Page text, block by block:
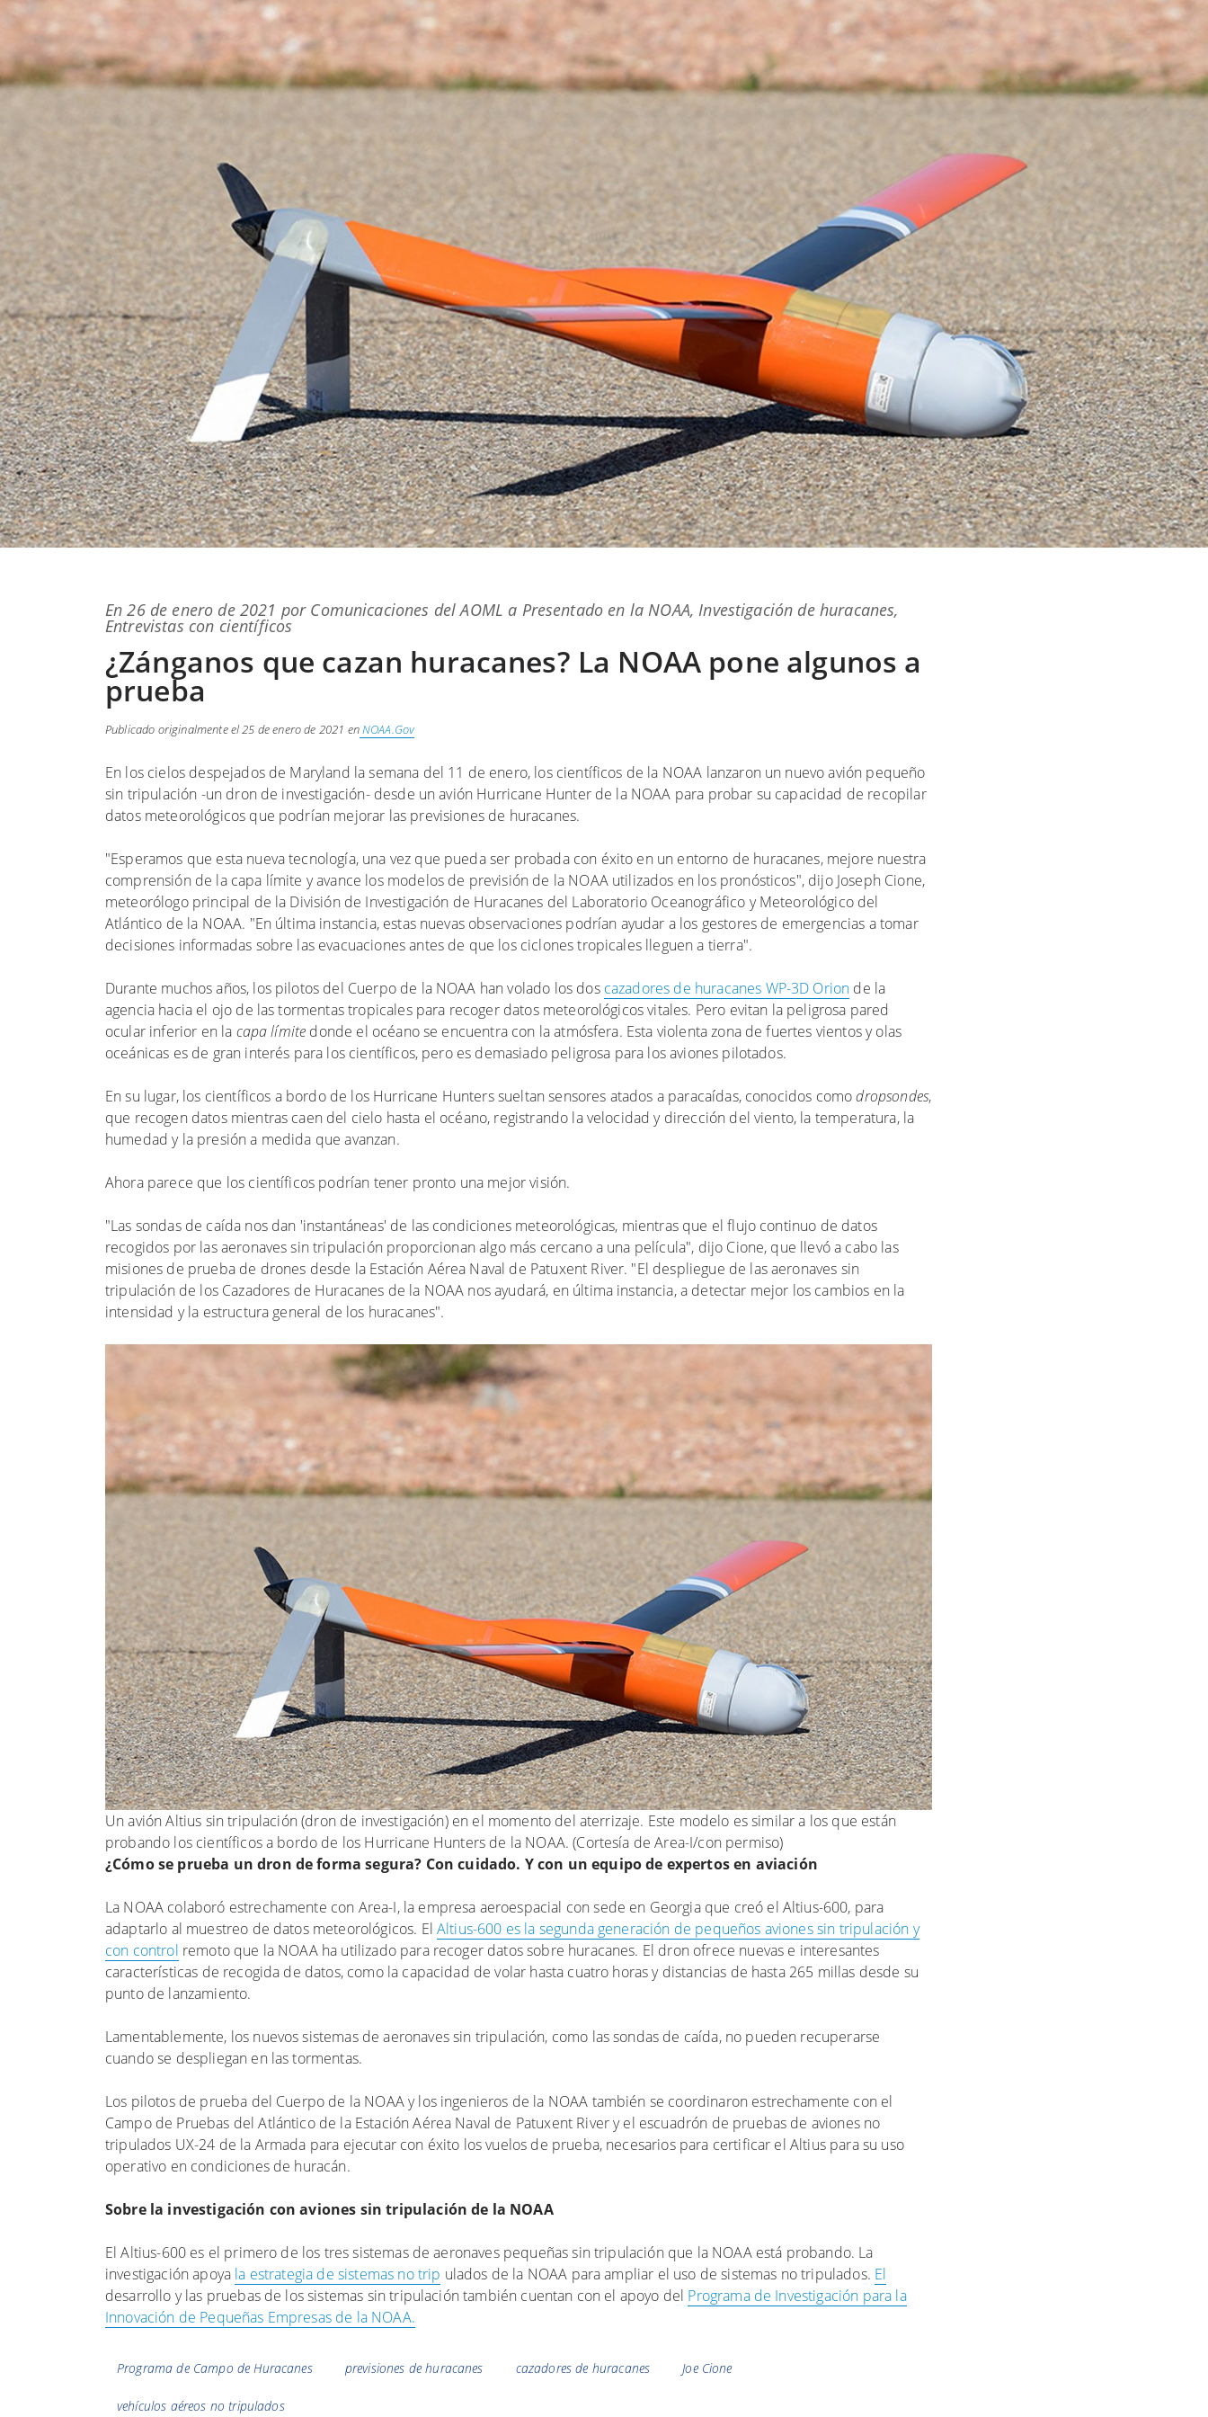
EnPublicado
en
26 de enero de 2021 por Comunicaciones del AOML a Presentado en la NOAA, Investigación de huracanes,
Entrevistas con científicos
¿Zánganos que cazan huracanes? La NOAA pone algunos a
prueba
Publicado originalmente el 25 de enero de 2021 enNOAA.Gov
En los cielos despejados de Maryland la semana del 11 de enero, los científicos de la NOAA lanzaron un nuevo avión pequeño
sin tripulación -un dron de investigación- desde un avión Hurricane Hunter de la NOAA para probar su capacidad de recopilar
datos meteorológicos que podrían mejorar las previsiones de huracanes.
"Esperamos que esta nueva tecnología, una vez que pueda ser probada con éxito en un entorno de huracanes, mejore nuestra
comprensión de la capa límite y avance los modelos de previsión de la NOAA utilizados en los pronósticos", dijo Joseph Cione,
meteorólogo principal de la División de Investigación de Huracanes del Laboratorio Oceanográfico y Meteorológico del
Atlántico de la NOAA. "En última instancia, estas nuevas observaciones podrían ayudar a los gestores de emergencias a tomar
decisiones informadas sobre las evacuaciones antes de que los ciclones tropicales lleguen a tierra".
Durante muchos años, los pilotos del Cuerpo de la NOAA han volado los dos cazadores de huracanes WP-3D Orion de la
agencia hacia el ojo de las tormentas tropicales para recoger datos meteorológicos vitales. Pero evitan la peligrosa pared
ocular inferior en la capa límite donde el océano se encuentra con la atmósfera. Esta violenta zona de fuertes vientos y olas
oceánicas es de gran interés para los científicos, pero es demasiado peligrosa para los aviones pilotados.
En su lugar, los científicos a bordo de los Hurricane Hunters sueltan sensores atados a paracaídas, conocidos comodropsondes,
que recogen datos mientras caen del cielo hasta el océano, registrando la velocidad y dirección del viento, la temperatura, la
humedad y la presión a medida que avanzan.
Ahora parece que los científicos podrían tener pronto una mejor visión.
"Las sondas de caída nos dan 'instantáneas' de las condiciones meteorológicas, mientras que el flujo continuo de datos
recogidos por las aeronaves sin tripulación proporcionan algo más cercano a una película", dijo Cione, que llevó a cabo las
misiones de prueba de drones desde la Estación Aérea Naval de Patuxent River. "El despliegue de las aeronaves sin
tripulación de los Cazadores de Huracanes de la NOAA nos ayudará, en última instancia, a detectar mejor los cambios en la
intensidad y la estructura general de los huracanes".
Un avión Altius sin tripulación (dron de investigación) en el momento del aterrizaje. Este modelo es similar a los que están
probando los científicos a bordo de los Hurricane Hunters de la NOAA. (Cortesía de Area-I/con permiso)
¿Cómo se prueba un dron de forma segura? Con cuidado. Y con un equipo de expertos en aviación
La NOAA colaboró estrechamente con Area-I, la empresa aeroespacial con sede en Georgia que creó el Altius-600, para
adaptarlo al muestreo de datos meteorológicos. ElAltius-600 es la segunda generación de pequeños aviones sin tripulación y
con control remoto que la NOAA ha utilizado para recoger datos sobre huracanes. El dron ofrece nuevas e interesantes
características de recogida de datos, como la capacidad de volar hasta cuatro horas y distancias de hasta 265 millas desde su
punto de lanzamiento.
Lamentablemente, los nuevos sistemas de aeronaves sin tripulación, como las sondas de caída, no pueden recuperarse
cuando se despliegan en las tormentas.
Los pilotos de prueba del Cuerpo de la NOAA y los ingenieros de la NOAA también se coordinaron estrechamente con el
Campo de Pruebas del Atlántico de la Estación Aérea Naval de Patuxent River y el escuadrón de pruebas de aviones no
tripulados UX-24 de la Armada para ejecutar con éxito los vuelos de prueba, necesarios para certificar el Altius para su uso
operativo en condiciones de huracán.
Sobre la investigación con aviones sin tripulación de la NOAA
El Altius-600 es el primero de los tres sistemas de aeronaves pequeñas sin tripulación que la NOAA está probando. La
investigación apoya la estrategia de sistemas no trip ulados de la NOAA para ampliar el uso de sistemas no tripulados. El
desarrollo y las pruebas de los sistemas sin tripulación también cuentan con el apoyo del Programa de Investigación para la
Innovación de Pequeñas Empresas de la NOAA.
Etiquetas
Programa de Campo de Huracanes previsiones de huracanes cazadores de huracanes Joe Cione
vehículos aéreos no tripulados